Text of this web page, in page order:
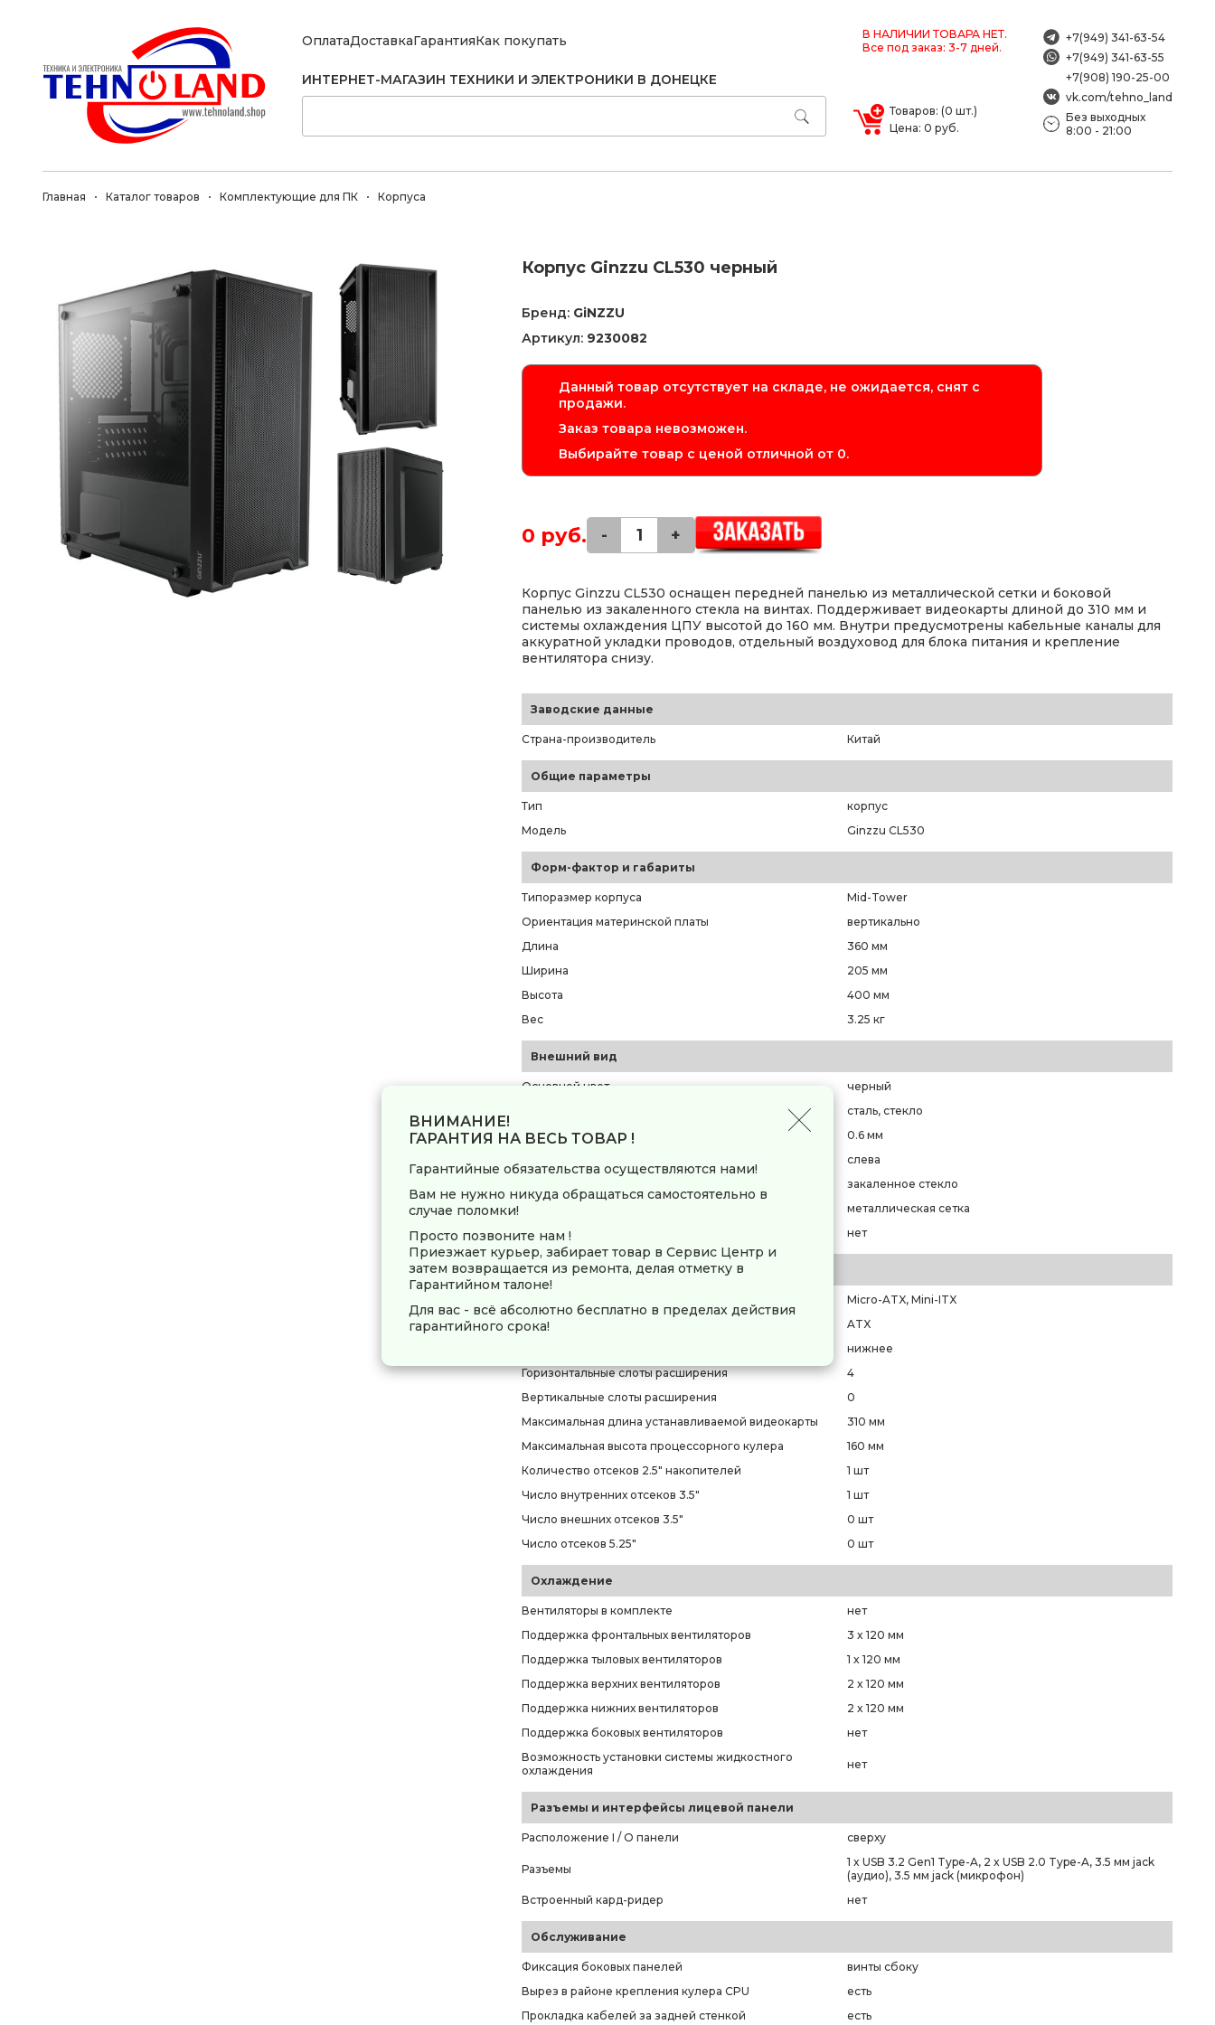
ОплатаДоставкаГарантияКак покупать
В НАЛИЧИИ ТОВАРА НЕТ.
Все под заказ: 3-7 дней.
ИНТЕРНЕТ-МАГАЗИН ТЕХНИКИ И ЭЛЕКТРОНИКИ В ДОНЕЦКЕ
Товаров: (0 шт.)
Цена: 0 руб.
+7(949) 341-63-54
+7(949) 341-63-55
+7(908) 190-25-00
vk.com/tehno_land
Без выходных
8:00 - 21:00
Главная Каталог товаров Комплектующие для ПК Корпуса
Корпус Ginzzu CL530 черный
Бренд: GiNZZU
Артикул: 9230082
Данный товар отсутствует на складе, не ожидается, снят с
продажи.
Заказ товара невозможен.
Выбирайте товар с ценой отличной от 0.
0 руб. - +
Корпус Ginzzu CL530 оснащен передней панелью из металлической сетки и боковой
панелью из закаленного стекла на винтах. Поддерживает видеокарты длиной до 310 мм и
системы охлаждения ЦПУ высотой до 160 мм. Внутри предусмотрены кабельные каналы для
аккуратной укладки проводов, отдельный воздуховод для блока питания и крепление
вентилятора снизу.
Заводские данные
Страна-производитель Китай
Общие параметры
Тип
корпус
Модель
Ginzzu CL530
Форм-фактор и габариты
Типоразмер корпуса
Mid-Tower
Ориентация материнской платы
вертикально
Длина
360 мм
Ширина
205 мм
Высота
400 мм
Вес
3.25 кг
Внешний вид
Основной цвет
черный
сталь, стекло
Толщина металла
0.6 мм
слева
закаленное стекло
металлическая сетка
Тип подсветки
нет
Совместимость
Micro-ATX, Mini-ITX
Форм-фактор совместимых блоков питания
ATX
нижнее
Горизонтальные слоты расширения
4
Вертикальные слоты расширения
0
Максимальная длина устанавливаемой видеокарты
310 мм
Максимальная высота процессорного кулера
160 мм
Количество отсеков 2.5" накопителей
1 шт
Число внутренних отсеков 3.5"
1 шт
Число внешних отсеков 3.5"
0 шт
Число отсеков 5.25"
0 шт
Охлаждение
Вентиляторы в комплекте
нет
Поддержка фронтальных вентиляторов
3 x 120 мм
Поддержка тыловых вентиляторов
1 x 120 мм
Поддержка верхних вентиляторов
2 x 120 мм
Поддержка нижних вентиляторов
2 x 120 мм
Поддержка боковых вентиляторов
нет
Возможность установки системы жидкостного
охлаждения
нет
Разъемы и интерфейсы лицевой панели
Расположение I / O панели сверху
Разъемы
1 x USB 3.2 Gen1 Type-A, 2 x USB 2.0 Type-A, 3.5 мм jack
(аудио), 3.5 мм jack (микрофон)
Встроенный кард-ридер
нет
Обслуживание
Фиксация боковых панелей
винты сбоку
Вырез в районе крепления кулера CPU
есть
Прокладка кабелей за задней стенкой
есть
ВНИМАНИЕ!
ГАРАНТИЯ НА ВЕСЬ ТОВАР !
Гарантийные обязательства осуществляются нами!
Вам не нужно никуда обращаться самостоятельно в
случае поломки!
Просто позвоните нам !
Приезжает курьер, забирает товар в Сервис Центр и
затем возвращается из ремонта, делая отметку в
Гарантийном талоне!
Для вас - всё абсолютно бесплатно в пределах действия
гарантийного срока!